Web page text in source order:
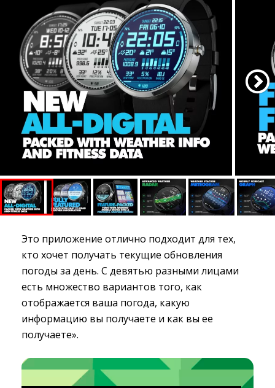
Это приложение отлично подходит для тех,
кто хочет получать текущие обновления
погоды за день. С девятью разными лицами
есть множество вариантов того, как
отображается ваша погода, какую
информацию вы получаете и как вы ее
получаете».